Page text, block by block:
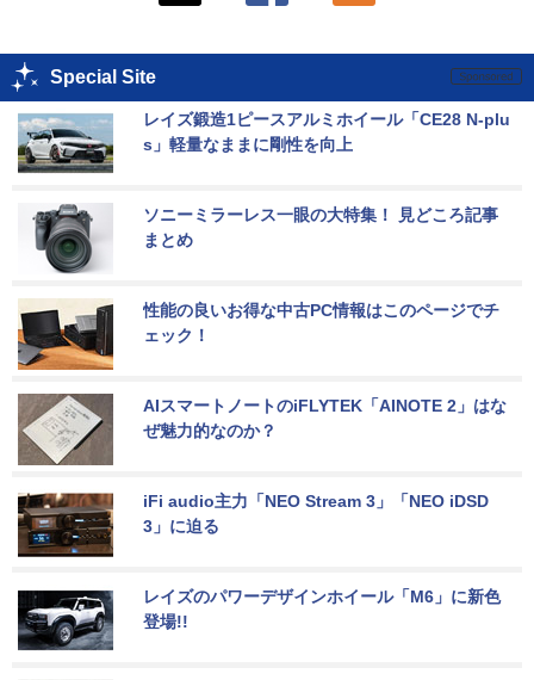
Special Site
レイズ鍛造1ピースアルミホイール「CE28 N-plu
s」軽量なままに剛性を向上
ソニーミラーレス一眼の大特集！ 見どころ記事
まとめ
性能の良いお得な中古PC情報はこのページでチ
ェック！
AIスマートノートのiFLYTEK「AINOTE 2」はな
ぜ魅力的なのか？
iFi audio主力「NEO Stream 3」「NEO iDSD
3」に迫る
レイズのパワーデザインホイール「M6」に新色
登場!!